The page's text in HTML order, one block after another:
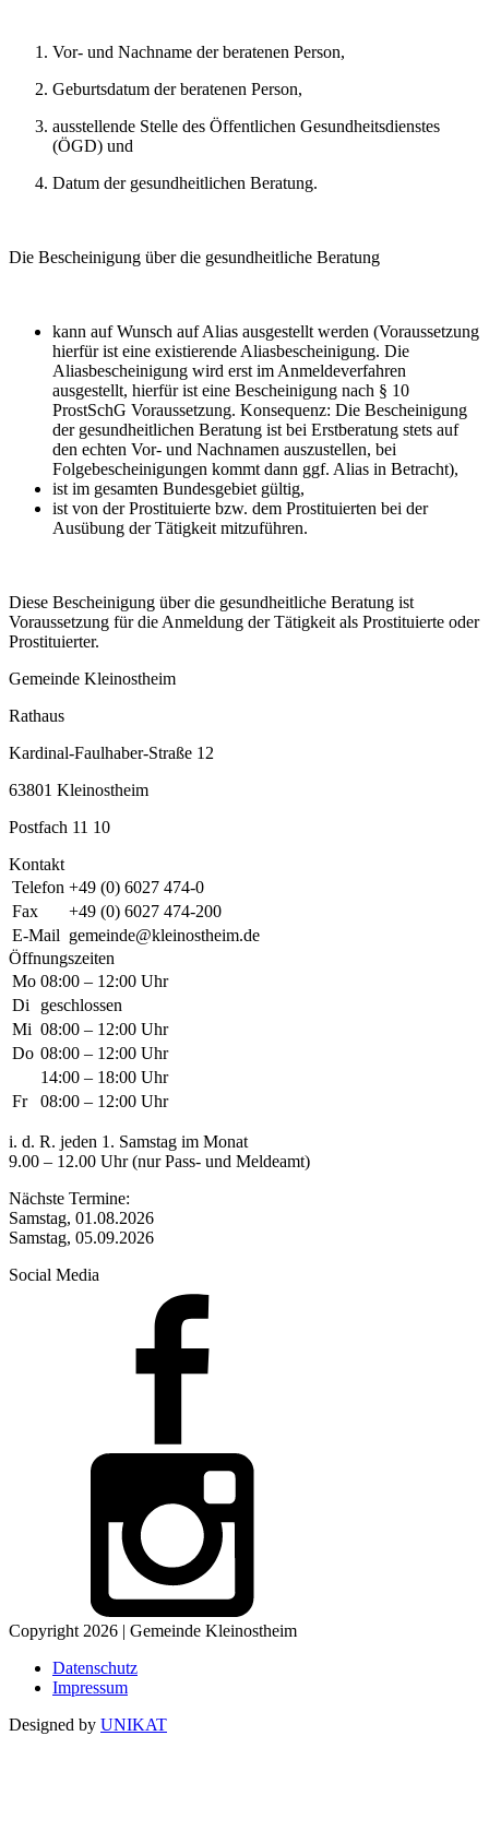
Vor- und Nachname der beratenen Person,
Geburtsdatum der beratenen Person,
ausstellende Stelle des Öffentlichen Gesundheitsdienstes
(ÖGD) und
Datum der gesundheitlichen Beratung.
Die Bescheinigung über die gesundheitliche Beratung
kann auf Wunsch auf Alias ausgestellt werden (Voraussetzung
hierfür ist eine existierende Aliasbescheinigung. Die
Aliasbescheinigung wird erst im Anmeldeverfahren
ausgestellt, hierfür ist eine Bescheinigung nach § 10
ProstSchG Voraussetzung. Konsequenz: Die Bescheinigung
der gesundheitlichen Beratung ist bei Erstberatung stets auf
den echten Vor- und Nachnamen auszustellen, bei
Folgebescheinigungen kommt dann ggf. Alias in Betracht),
ist im gesamten Bundesgebiet gültig,
ist von der Prostituierte bzw. dem Prostituierten bei der
Ausübung der Tätigkeit mitzuführen.
Diese Bescheinigung über die gesundheitliche Beratung ist
Voraussetzung für die Anmeldung der Tätigkeit als Prostituierte oder
Prostituierter.
Gemeinde Kleinostheim
Rathaus
Kardinal-Faulhaber-Straße 12
63801 Kleinostheim
Postfach 11 10
Kontakt
Telefon +49 (0) 6027 474-0
Fax
+49 (0) 6027 474-200
E-Mail gemeinde@kleinostheim.de
Öffnungszeiten
Mo 08:00 – 12:00 Uhr
Di
geschlossen
Mi 08:00 – 12:00 Uhr
Do 08:00 – 12:00 Uhr
14:00 – 18:00 Uhr
Fr
08:00 – 12:00 Uhr
i. d. R. jeden 1. Samstag im Monat
9.00 – 12.00 Uhr (nur Pass- und Meldeamt)
Nächste Termine:
Samstag, 01.08.2026
Samstag, 05.09.2026
Social Media
Copyright 2026 | Gemeinde Kleinostheim
Datenschutz
Impressum
Designed by UNIKAT